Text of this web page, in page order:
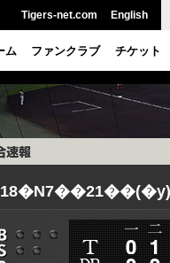
Tigers-net.com English
ム ファンクラブ チケット